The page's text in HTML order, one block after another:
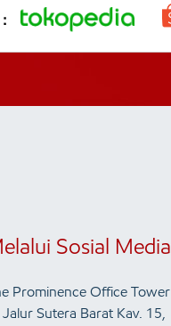
Sosial Media
Prominence Office Tower
Jalur Sutera Barat Kav. 15,